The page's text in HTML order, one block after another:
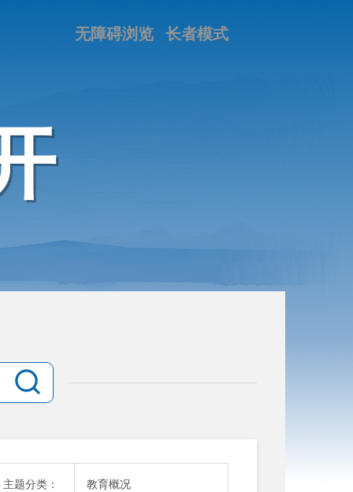
长者模式
无障碍浏览
主题分类： 教育概况